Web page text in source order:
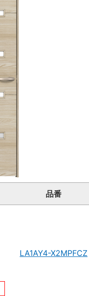
品番
LA1AY4-X2MPFCZ